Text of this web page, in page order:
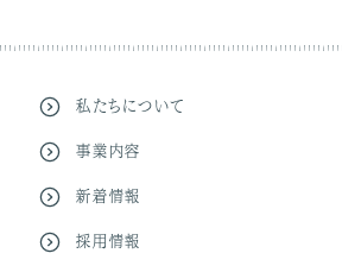
私たちについて
事業内容
新着情報
採用情報